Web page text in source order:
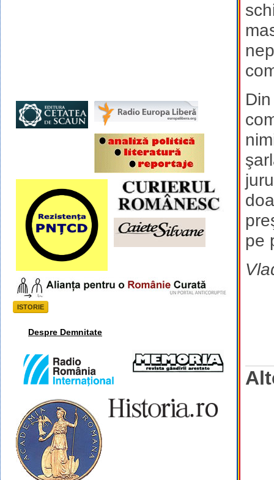
pe
ISTORIE
Despre Demnitate